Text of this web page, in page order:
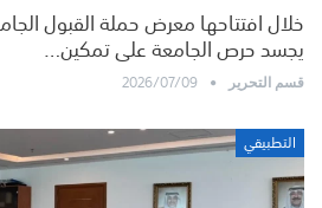
خلال افتتاحها معرض حملة القبول
يجسد حرص الجامعة على تمكين…
قسم التحرير
2026/07/09
التطبيقي